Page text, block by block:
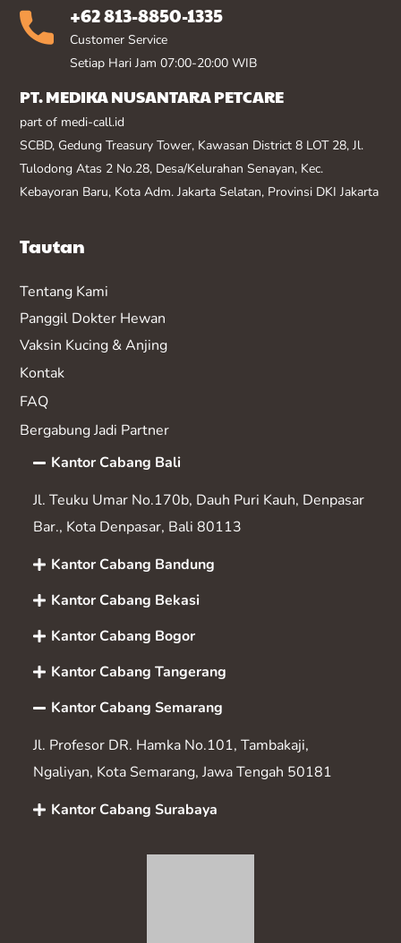
+62 813-8850-1335
Customer Service
Setiap Hari Jam 07:00-20:00 WIB
PT. MEDIKA NUSANTARA PETCARE
part of medi-call.id
SCBD, Gedung Treasury Tower, Kawasan District 8 LOT 28, Jl.
Tulodong Atas 2 No.28, Desa/Kelurahan Senayan, Kec.
Kebayoran Baru, Kota Adm. Jakarta Selatan, Provinsi DKI Jakarta
Tautan
Tentang Kami
Panggil Dokter Hewan
Vaksin Kucing & Anjing
Kontak
FAQ
Bergabung Jadi Partner
Kantor Cabang Bali
Jl. Teuku Umar No.170b, Dauh Puri Kauh, Denpasar
Bar., Kota Denpasar, Bali 80113
Kantor Cabang Bandung
Kantor Cabang Bekasi
Kantor Cabang Bogor
Kantor Cabang Tangerang
Kantor Cabang Semarang
Jl. Profesor DR. Hamka No.101, Tambakaji,
Ngaliyan, Kota Semarang, Jawa Tengah 50181
Kantor Cabang Surabaya